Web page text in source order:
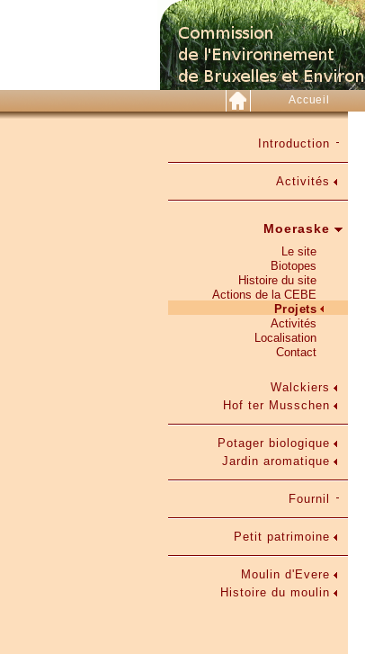
Accueil
Introduction
Activités
Moeraske
Le site
Biotopes
Histoire du site
Actions de la CEBE
Projets
Activités
Localisation
Contact
Walckiers
Hof ter Musschen
Potager biologique
Jardin aromatique
Fournil
Petit patrimoine
Moulin d'Evere
Histoire du moulin